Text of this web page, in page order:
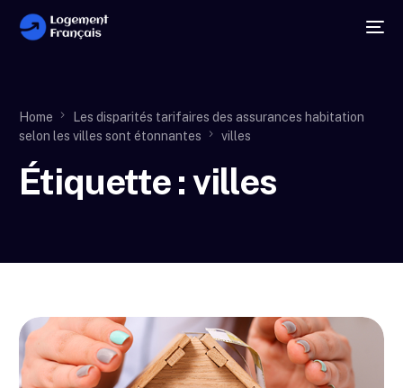
Home
Les disparités tarifaires des assurances habitation
selon les villes sont étonnantes
villes
Étiquette :villes